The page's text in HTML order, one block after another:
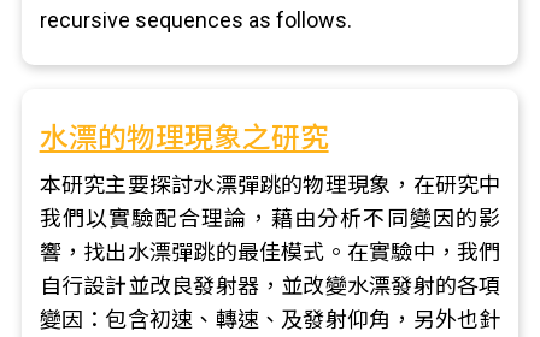
recursive sequences as follows.
水漂的物理現象之研究
本研究主要探討水漂彈跳的物理現象，在研究中
我們以實驗配合理論，藉由分析不同變因的影
響，找出水漂彈跳的最佳模式。在實驗中，我們
自行設計並改良發射器，並改變水漂發射的各項
變因：包含初速、轉速、及發射仰角，另外也針